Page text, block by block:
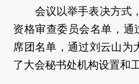
会议以举手表决方式
资格审查委员会名单，
席团名单，通过刘云山为
了大会秘书处机构设置和